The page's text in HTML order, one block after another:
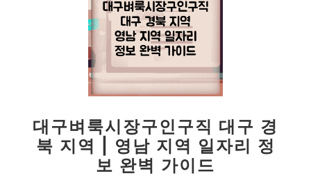
대구벼룩시장구인구직 대구 경
북 지역 | 영남 지역 일자리 정
보 완벽 가이드